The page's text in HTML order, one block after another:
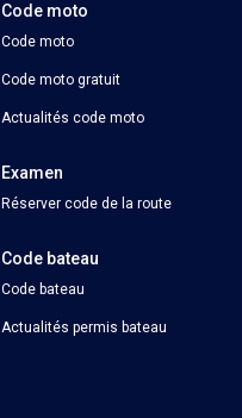
Code moto
Code moto
Code moto gratuit
Actualités code moto
Examen
Réserver code de la route
Code bateau
Code bateau
Actualités permis bateau